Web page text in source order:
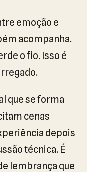
emoção e
acompanha.
o fio. Isso é
que se forma
cenas
depois
técnica. É
lembrança que